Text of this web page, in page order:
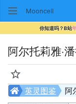
Mooncell
你知道吗？B站
阿尔托莉雅·
监视
阿
英灵图鉴